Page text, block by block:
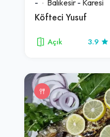
- Balıkesir - Karesi
Köfteci Yusuf
Açık 3.9